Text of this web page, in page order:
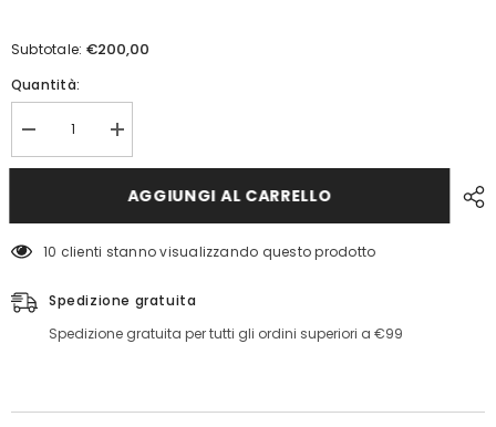
Subtotale: €200,00
Quantità:
Diminuisci
quantità
per
Jacket
Aumenta
quantità
per
Giubbotto
Lender
Jacket
AGGIUNGI AL CARRELLO
10 clienti stanno visualizzando questo prodotto
Spedizione gratuita
Spedizione gratuita per tutti gli ordini superiori a €99